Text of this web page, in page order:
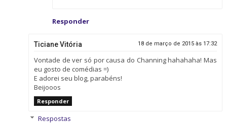
Responder
Ticiane Vitória 18 de março de 2015 às 17:32
Vontade de ver só por causa do Channing hahahaha! Mas
eu gosto de comédias =)
E adorei seu blog, parabéns!
Beijooos
Responder
Respostas